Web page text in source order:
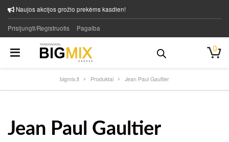
Naujos akcijos grožio prekėms kasdien!
Prisijungti/Registruotis Pagalba
0
bigmix.lt Produktai Jean Paul Gaultier
Jean Paul Gaultier